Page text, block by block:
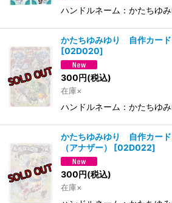
ハンドルネーム：かたちゆみ
かたちゆみゆり 自作カード
[02D020]
300円(税込)
在庫×
ハンドルネーム：かたちゆみ
かたちゆみゆり 自作カー
（アナザー）
[02D022]
300円(税込)
在庫×